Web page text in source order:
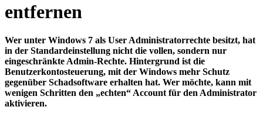
entfernen
Wer unter Windows 7 als User Administratorrechte besitzt, hat
in der Standardeinstellung nicht die vollen, sondern nur
eingeschränkte Admin-Rechte. Hintergrund ist die
Benutzerkontosteuerung, mit der Windows mehr Schutz
gegenüber Schadsoftware erhalten hat. Wer möchte, kann mit
wenigen Schritten den „echten“ Account für den Administrator
aktivieren.